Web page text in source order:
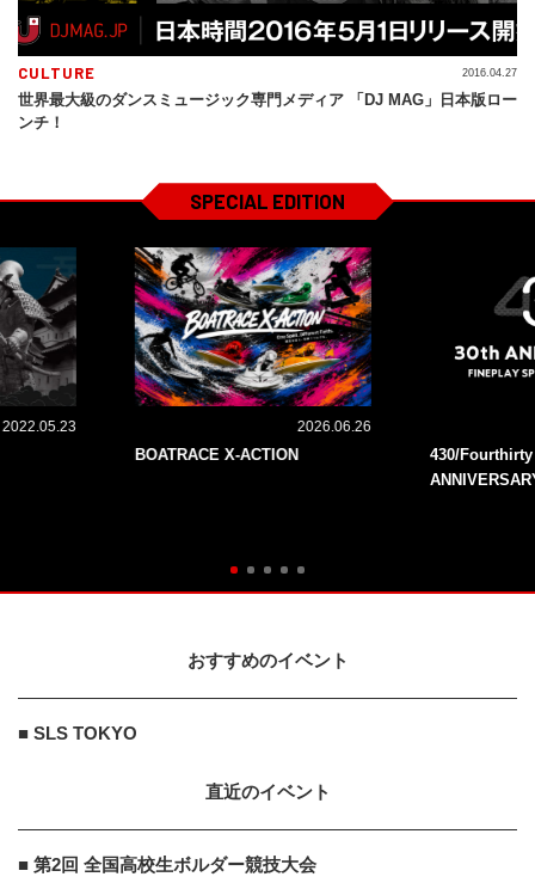
CULTURE
世界最大級のダンスミュージック専門メディア 「DJ MAG」日本版ロー
ンチ！
2016.04.27
SPECIAL EDITION
2022.05.23 2026.06.26
BOATRACE X-ACTION
430/
おすすめのイベント
■ SLS TOKYO
直近のイベント
■ 第2回 全国高校生ボルダー競技大会